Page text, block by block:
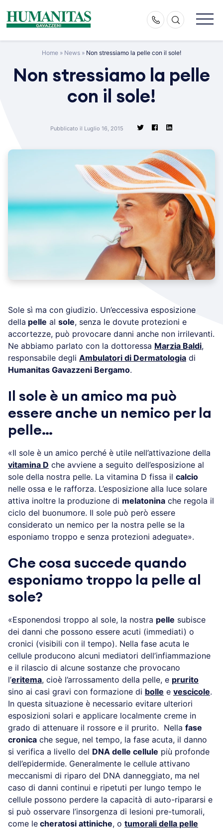
content
Home » News » Non stressiamo la pelle con il sole!
Non stressiamo la pelle
con il sole!
Pubblicato il Luglio 16, 2015
Sole sì ma con giudizio. Un’eccessiva esposizione
della pelle al sole, senza le dovute protezioni e
accortezze, può provocare danni anche non irrilevanti.
Ne abbiamo parlato con la dottoressa Marzia Baldi,
responsabile degli Ambulatori di Dermatologia di
Humanitas Gavazzeni Bergamo.
Il sole è un amico ma può
essere anche un nemico per la
pelle…
«Il sole è un amico perché è utile nell’attivazione della
vitamina D che avviene a seguito dell’esposizione al
sole della nostra pelle. La vitamina D fissa il calcio
nelle ossa e le rafforza. L’esposizione alla luce solare
attiva inoltre la produzione di melatonina che regola il
ciclo del buonumore. Il sole può però essere
considerato un nemico per la nostra pelle se la
esponiamo troppo e senza protezioni adeguate».
Che cosa succede quando
esponiamo troppo la pelle al
sole?
«Esponendosi troppo al sole, la nostra pelle subisce
dei danni che possono essere acuti (immediati) o
cronici (visibili con il tempo). Nella fase acuta le
cellule producono alcuni mediatori dell’infiammazione
e il rilascio di alcune sostanze che provocano
l’eritema, cioè l’arrossamento della pelle, e prurito
sino ai casi gravi con formazione di bolle e vescicole.
In questa situazione è necessario evitare ulteriori
esposizioni solari e applicare localmente creme in
grado di attenuare il rossore e il prurito. Nella fase
cronica che segue, nel tempo, la fase acuta, il danno
si verifica a livello del DNA delle cellule più profonde
dell’epidermide. Generalmente le cellule attivano
meccanismi di riparo del DNA danneggiato, ma nel
caso di danni continui e ripetuti per lungo tempo le
cellule possono perdere la capacità di auto-ripararsi e
si può osservare l’insorgenza di lesioni pre-tumorali,
come le cheratosi attiniche, o tumorali della pelle